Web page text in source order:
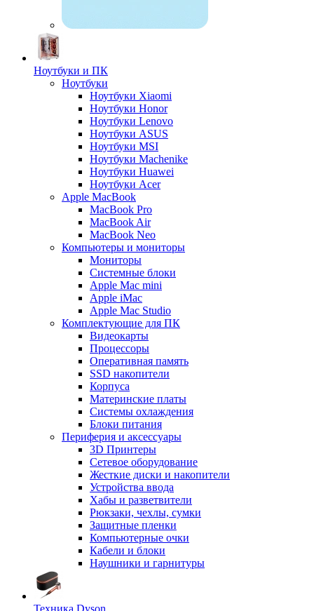
Ноутбуки и ПК
Ноутбуки
Ноутбуки Xiaomi
Ноутбуки Honor
Ноутбуки Lenovo
Ноутбуки ASUS
Ноутбуки MSI
Ноутбуки Machenike
Ноутбуки Huawei
Ноутбуки Acer
Apple MacBook
MacBook Pro
MacBook Air
MacBook Neo
Компьютеры и мониторы
Мониторы
Системные блоки
Apple Mac mini
Apple iMac
Apple Mac Studio
Комплектующие для ПК
Видеокарты
Процессоры
Оперативная память
SSD накопители
Корпуса
Материнские платы
Системы охлаждения
Блоки питания
Периферия и аксессуары
3D Принтеры
Сетевое оборудование
Жесткие диски и накопители
Устройства ввода
Хабы и разветвители
Рюкзаки, чехлы, сумки
Защитные пленки
Компьютерные очки
Кабели и блоки
Наушники и гарнитуры
Техника Dyson